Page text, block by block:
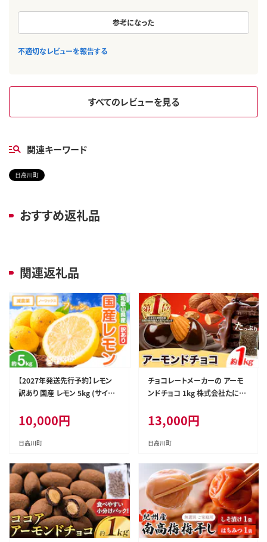
参考になった
不適切なレビューを報告する
すべてのレビューを見る
関連キーワード
日高川町
おすすめ返礼品
関連返礼品
【2027年発送先行予約】レモン
訳あり 国産 レモン 5kg (サイズ
坂果樹園《2027年2月上旬-5月
末頃出荷》 和歌山県 日高川町
レモン れもん 檸檬 家庭用 旬 新
容量 Lemon remon 送料無料-
--wshg_248_ac25_23_10000
_5kg---
10,000円
日高川町
チョコレートメーカーの アーモ
ンドチョコ 1kg 株式会社たにぐ
除く)》和歌山県 日高川町 スイー
ツ デザート お菓子 おやつ チョ
コ アーモンド 送料無料 アーモ
d_24_13000_1kg---
13,000円
日高川町